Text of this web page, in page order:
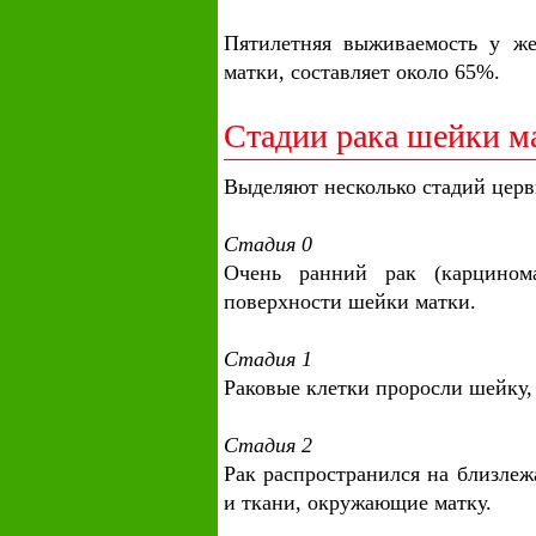
Пятилетняя выживаемость у
матки, составляет около 65%.
Стадии рака шейки
Выделяют несколько стадий
Стадия 0
Очень ранний рак
поверхности шейки матки.
Стадия 1
Раковые клетки проросли
Стадия 2
Рак распространился на
и ткани, окружающие матку.